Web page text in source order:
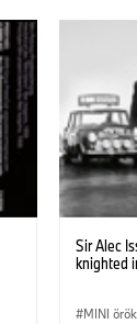
Sir Alec
knighted
MINI